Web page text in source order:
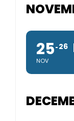
25
NOV
26